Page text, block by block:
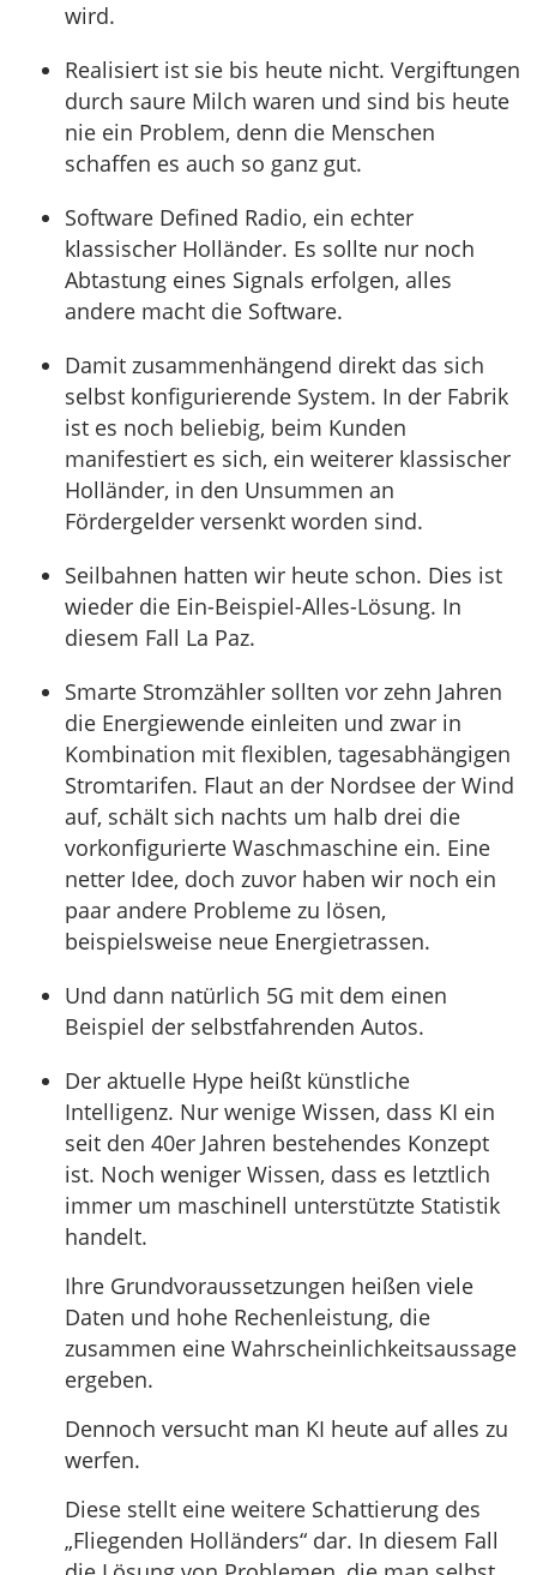
wird.
Realisiert ist sie bis heute nicht. Vergiftungen
durch saure Milch waren und sind bis heute
nie ein Problem, denn die Menschen
schaffen es auch so ganz gut.
Software Defined Radio, ein echter
klassischer Holländer. Es sollte nur noch
Abtastung eines Signals erfolgen, alles
andere macht die Software.
Damit zusammenhängend direkt das sich
selbst konfigurierende System. In der Fabrik
ist es noch beliebig, beim Kunden
manifestiert es sich, ein weiterer klassischer
Holländer, in den Unsummen an
Fördergelder versenkt worden sind.
Seilbahnen hatten wir heute schon. Dies ist
wieder die Ein-Beispiel-Alles-Lösung. In
diesem Fall La Paz.
Smarte Stromzähler sollten vor zehn Jahren
die Energiewende einleiten und zwar in
Kombination mit flexiblen, tagesabhängigen
Stromtarifen. Flaut an der Nordsee der Wind
auf, schält sich nachts um halb drei die
vorkonfigurierte Waschmaschine ein. Eine
netter Idee, doch zuvor haben wir noch ein
paar andere Probleme zu lösen,
beispielsweise neue Energietrassen.
Und dann natürlich 5G mit dem einen
Beispiel der selbstfahrenden Autos.
Der aktuelle Hype heißt künstliche
Intelligenz. Nur wenige Wissen, dass KI ein
seit den 40er Jahren bestehendes Konzept
ist. Noch weniger Wissen, dass es letztlich
immer um maschinell unterstützte Statistik
handelt.
Ihre Grundvoraussetzungen heißen viele
Daten und hohe Rechenleistung, die
zusammen eine Wahrscheinlichkeitsaussage
ergeben.
Dennoch versucht man KI heute auf alles zu
werfen.
Diese stellt eine weitere Schattierung des
„Fliegenden Holländers“ dar. In diesem Fall